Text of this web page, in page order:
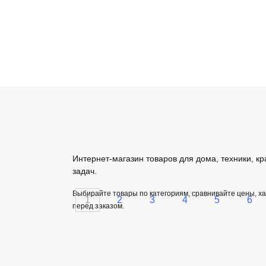
59 469₽
54
1 2 3 4 5 6
Интернет-магазин товаров для дома, техники,
задач.
Выбирайте товары по категориям, сравнивайте цены,
перед заказом.